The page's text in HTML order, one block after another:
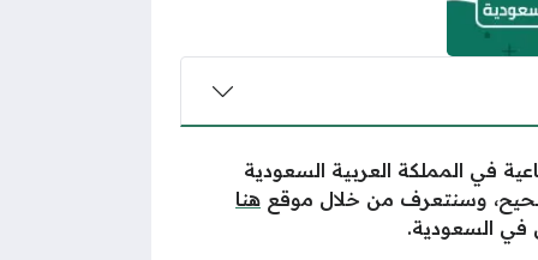
في المملكة العربية السعودية
وسنتعرف من خلال موقع هنا
في السعودية.